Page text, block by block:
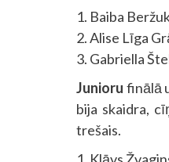
1. Baiba
2. Alise Līga
3. Gabriella
Junioru finālā
bija skaidra,
trešais.